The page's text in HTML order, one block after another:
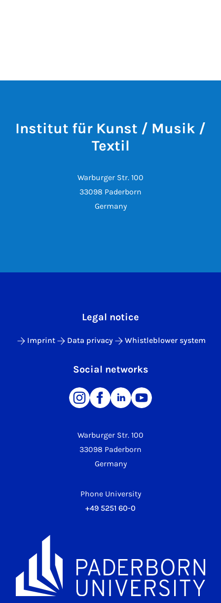
Institut für Kunst / Musik /
Textil
Warburger Str. 100
33098 Paderborn
Germany
Warburger Str. 100
33098 Paderborn
Germany
Phone University
+49 5251 60-0
Legal notice
Imprint Data privacy Whistleblower system
Social networks